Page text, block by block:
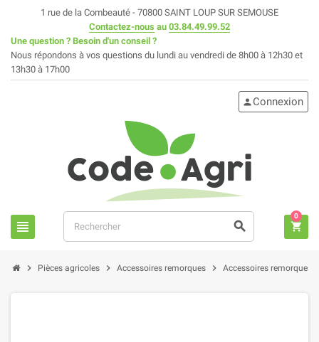
1 rue de la Combeauté - 70800 SAINT LOUP SUR SEMOUSE
Contactez-nous au 03.84.49.99.52
Une question ? Besoin d'un conseil ?
Nous répondons à vos questions du lundi au vendredi de 8h00 à 12h30 et
13h30 à 17h00
view_headline search
person Connexion
shopping_cart
0
chevron_right Pièces agricoles chevron_right Accessoires remorques chevron_right Accessoires remorques